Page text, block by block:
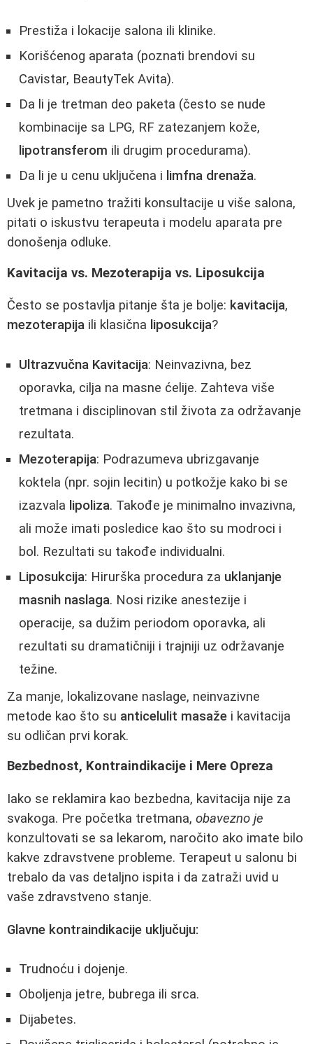
Prestiža i lokacije salona ili klinike.
Korišćenog aparata (poznati brendovi su
Cavistar, BeautyTek Avita).
Da li je tretman deo paketa (često se nude
kombinacije sa LPG, RF zatezanjem kože,
lipotransferom ili drugim procedurama).
Da li je u cenu uključena i limfna drenaža.
Uvek je pametno tražiti konsultacije u više salona,
pitati o iskustvu terapeuta i modelu aparata pre
donošenja odluke.
Kavitacija vs. Mezoterapija vs. Liposukcija
Često se postavlja pitanje šta je bolje: kavitacija,
mezoterapija ili klasična liposukcija?
Ultrazvučna Kavitacija: Neinvazivna, bez
oporavka, cilja na masne ćelije. Zahteva više
tretmana i disciplinovan stil života za održavanje
rezultata.
Mezoterapija: Podrazumeva ubrizgavanje
koktela (npr. sojin lecitin) u potkožje kako bi se
izazvala lipoliza. Takođe je minimalno invazivna,
ali može imati posledice kao što su modroci i
bol. Rezultati su takođe individualni.
Liposukcija: Hirurška procedura za uklanjanje
masnih naslaga. Nosi rizike anestezije i
operacije, sa dužim periodom oporavka, ali
rezultati su dramatičniji i trajniji uz održavanje
težine.
Za manje, lokalizovane naslage, neinvazivne
metode kao što su anticelulit masaže i kavitacija
su odličan prvi korak.
Bezbednost, Kontraindikacije i Mere Opreza
Iako se reklamira kao bezbedna, kavitacija nije za
svakoga. Pre početka tretmana, obavezno je
konzultovati se sa lekarom, naročito ako imate bilo
kakve zdravstvene probleme. Terapeut u salonu bi
trebalo da vas detaljno ispita i da zatraži uvid u
vaše zdravstveno stanje.
Glavne kontraindikacije uključuju:
Trudnoću i dojenje.
Oboljenja jetre, bubrega ili srca.
Dijabetes.